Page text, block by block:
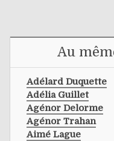
Au
Adélard Duquette
Adélia Guillet
Agénor Delorme
Agénor Trahan
Aimé Lague